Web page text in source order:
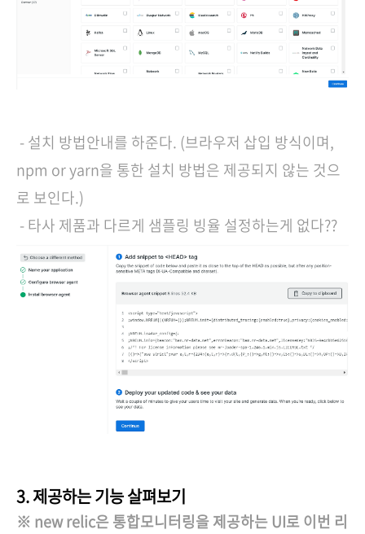
- 설치 방법안내를 하준다. (브라우저 삽입 방식이며,
npm or yarn을 통한 설치 방법은 제공되지 않는 것으
로 보인다.)
- 타사 제품과 다르게 샘플링 빙율 설정하는게 없다??
3. 제공하는 기능 살펴보기
※ new relic은 통합모니터링을 제공하는 UI로 이번 리